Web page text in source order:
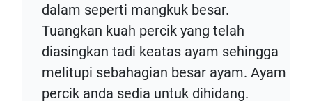
dalam seperti mangkuk besar.
Tuangkan kuah percik yang telah
diasingkan tadi keatas ayam sehingga
melitupi sebahagian besar ayam. Ayam
percik anda sedia untuk dihidang.